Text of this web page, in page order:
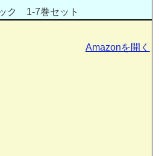
ク 1-7巻セット
Amazonを開く